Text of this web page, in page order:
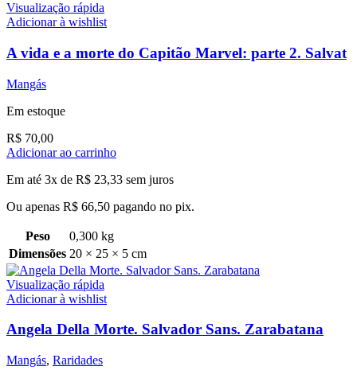
Visualização rápida
Adicionar à wishlist
A vida e a morte do Capitão Marvel: parte 2. Salvat
Mangás
Em estoque
R$ 70,00
Adicionar ao carrinho
Em até 3x de R$ 23,33 sem juros
Ou apenas R$ 66,50 pagando no pix.
Peso
0,300 kg
Dimensões 20 × 25 × 5 cm
Visualização rápida
Adicionar à wishlist
Angela Della Morte. Salvador Sans. Zarabatana
Mangás, Raridades